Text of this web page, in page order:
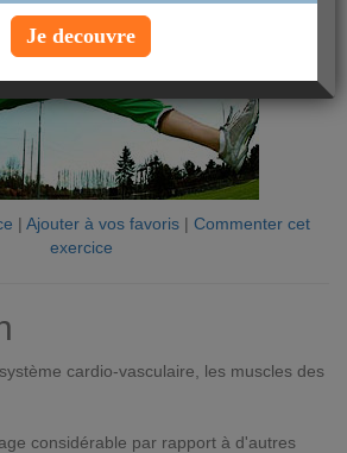
| Ajouter à vos favoris| Commenter cet
exercice
cardio-vasculaire, les muscles des
considérable par rapport à d'autres
Je decouvre